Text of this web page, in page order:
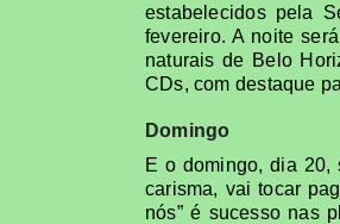
estabelecidos pela
fevereiro. A noite
naturais de Belo
CDs, com destaque
Domingo
E o domingo, dia 20,
carisma, vai tocar
nós” é sucesso nas